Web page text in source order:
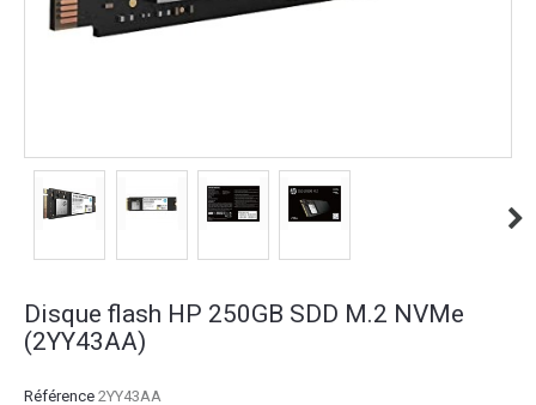
Disque flash HP 250GB SDD M.2 NVMe
(2YY43AA)
Référence 2YY43AA